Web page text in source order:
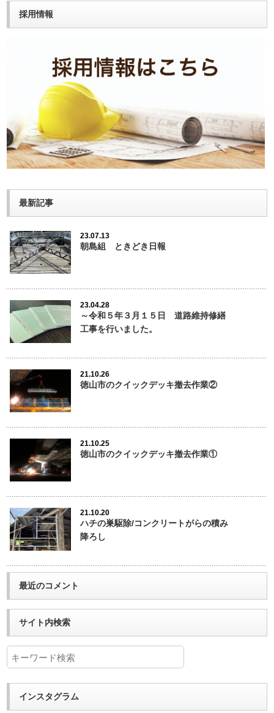
採用情報
最新記事
23.07.13
朝島組 ときどき日報
23.04.28
～令和５年３月１５日 道路維持修繕
工事を行いました。
21.10.26
徳山市のクイックデッキ撤去作業②
21.10.25
徳山市のクイックデッキ撤去作業①
21.10.20
ハチの巣駆除/コンクリートがらの積み
降ろし
最近のコメント
サイト内検索
インスタグラム